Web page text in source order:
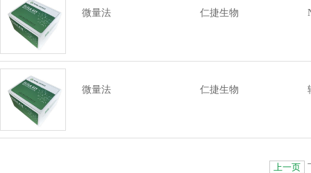
微量法 仁捷生物
微量法 仁捷生物
上一页